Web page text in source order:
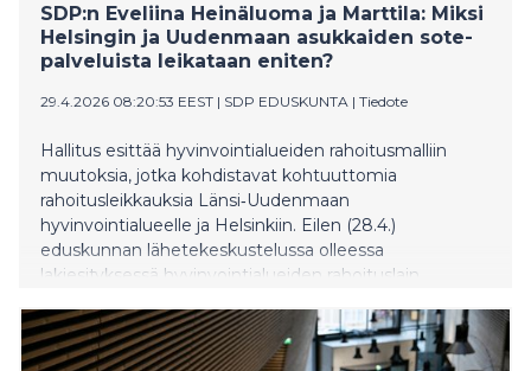
SDP:n Eveliina Heinäluoma ja Marttila: Miksi
Helsingin ja Uudenmaan asukkaiden sote-
palveluista leikataan eniten?
29.4.2026 08:20:53 EEST | SDP EDUSKUNTA | Tiedote
Hallitus esittää hyvinvointialueiden rahoitusmalliin
muutoksia, jotka kohdistavat kohtuuttomia
rahoitusleikkauksia Länsi‑Uudenmaan
hyvinvointialueelle ja Helsinkiin. Eilen (28.4.)
eduskunnan lähetekeskustelussa olleessa
lakiesityksessä hyvinvointialueiden rahoituslain
euron leikkauksia vuoden 2029 tasossa ja ne
kohdistuvat erityisesti Helsinkiin ja Länsi-